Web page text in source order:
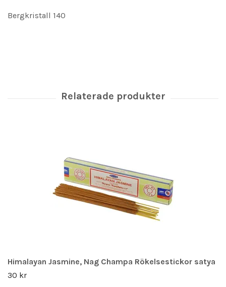
Bergkristall 140
Himalayan Jasmine, Nag Champa Rökelsestickor satya
30 kr